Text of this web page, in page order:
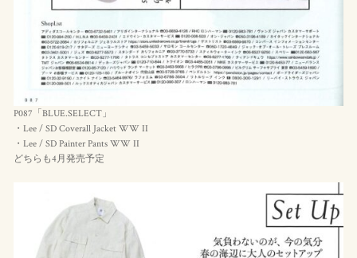
P087「BLUE.SELECT」
・Lee / SD Coverall Jacket WW II
・Lee / SD Painter Pants WW II
どちらも4月発売予定